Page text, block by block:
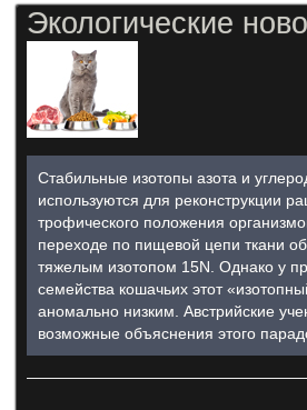
Экологические
Стабильные изотопы азота и
используются для реконструкции
трофического положения
переходе по пищевой цепи ткани
тяжелым изотопом 15N. Однако у
семейства кошачьих этот
аномально низким. Австрийские
возможные объяснения этого